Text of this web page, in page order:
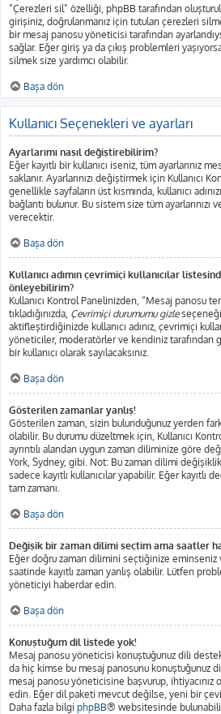
“Çerezleri sil” özelliği, phpBB tarafından
girişiniz, doğrulanmanız için tutulan çerezleri
bir mesaj panosu yöneticisi tarafından
sağlar. Eğer giriş ya da çıkış problemleri
silmek size yardımcı olabilir.
Başa dön
Kullanıcı Seçenekleri ve ayarları
Ayarlarımı nasıl değiştirebilirim?
Eğer kayıtlı bir kullanıcı iseniz, tüm ayarlarınız
saklanır. Ayarlarınızı değiştirmek için Kullanıcı
genellikle sayfaların üst kısmında, kullanıcı
bağlantı bulunur. Bu sistem size tüm
verecektir.
Başa dön
Kullanıcı adımın çevrimiçi kullanıcılar
önleyebilirim?
Kullanıcı Kontrol Panelinizden, “Mesaj panosu
tıkladığınızda, Çevrimiçi durumumu gizle
aktifleştirdiğinizde kullanıcı adınız, çevrimiçi
yöneticiler, moderatörler ve kendiniz tarafından
bir kullanıcı olarak sayılacaksınız.
Başa dön
Gösterilen zamanlar yanlış!
Gösterilen zaman, sizin bulunduğunuz yerden
olabilir. Bu durumu düzeltmek için, Kullanıcı
ayrıntılı alandan uygun zaman diliminize göre
York, Sydney, gibi. Not: Bu zaman dilimi
sadece kayıtlı kullanıcılar yapabilir. Eğer kayıtlı
tam zamanı.
Başa dön
Değişik bir zaman dilimi seçtim ama saatler
Eğer doğru zaman dilimini seçtiğinize eminseniz
saatinde kayıtlı zaman yanlış olabilir. Lütfen
yöneticiyi haberdar edin.
Başa dön
Konuştuğum dil listede yok!
Mesaj panosu yöneticisi konuştuğunuz dili
da hiç kimse bu mesaj panosunu konuştuğunuz
mesaj panosu yöneticisine başvurup, ihtiyacınız
edin. Eğer dil paketi mevcut değilse, yeni bir
Daha fazla bilgi phpBB® websitesinde